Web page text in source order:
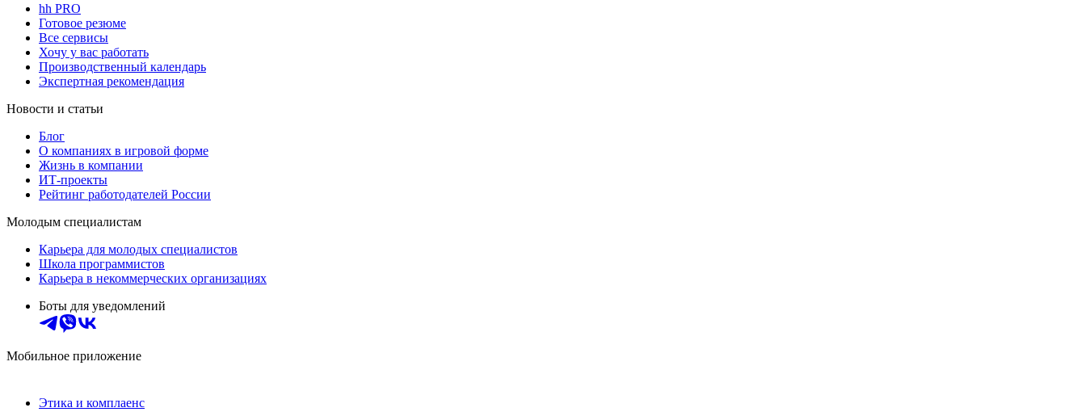
hh PRO
Готовое резюме
Все сервисы
Хочу у вас работать
Производственный календарь
Экспертная рекомендация
Новости и статьи
Блог
О компаниях в игровой форме
Жизнь в компании
ИТ-проекты
Рейтинг работодателей России
Молодым специалистам
Карьера для молодых специалистов
Школа программистов
Карьера в некоммерческих организациях
Боты для уведомлений
Мобильное приложение
Этика и комплаенс